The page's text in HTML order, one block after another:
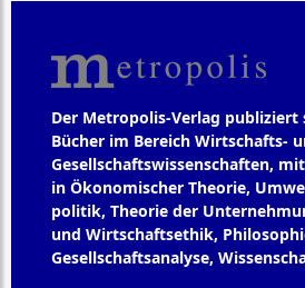
Der Metropolis-Verlag publiziert
Bücher im Bereich Wirtschafts-
Gesellschaftswissenschaften,
in Ökonomischer Theorie,
politik, Theorie der
und Wirtschaftsethik,
Gesellschaftsanalyse,